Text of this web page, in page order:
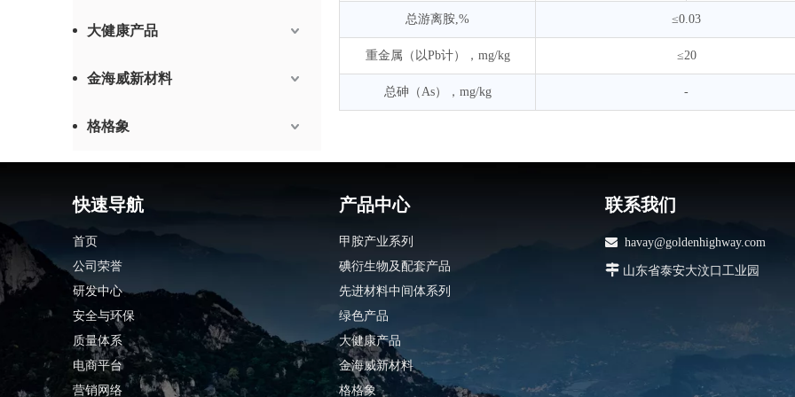
大健康产品
金海威新材料
格格象
总游离胺,% ≤0.03
重金属（以Pb计），mg/kg ≤20
总砷（As），mg/kg -
快速导航
首页
公司荣誉
研发中心
安全与环保
质量体系
电商平台
营销网络
产品中心
甲胺产业系列
碘衍生物及配套产品
先进材料中间体系列
绿色产品
大健康产品
金海威新材料
格格象
联系我们
 havay@goldenhighway.com
 山东省泰安大汶口工业园